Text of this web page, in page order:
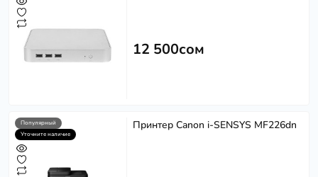
12 500сом
Популярный
Уточните наличие
Принтер Canon i-SENSYS MF226dn